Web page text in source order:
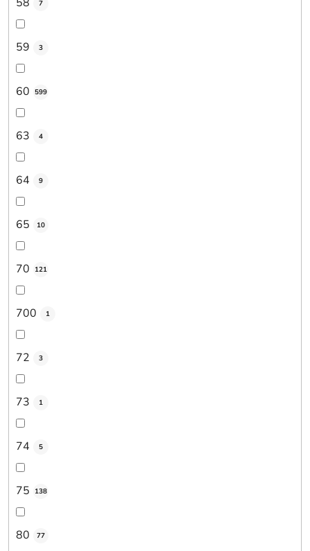
7
59 3
60 599
63 4
64 9
65 10
70 121
700 1
72 3
73 1
74 5
75 138
80 77